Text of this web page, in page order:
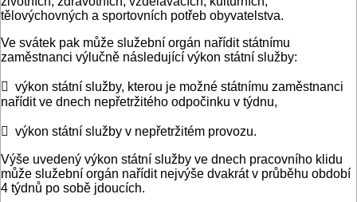
tělovýchovných a sportovních potřeb obyvatelstva.
Ve svátek pak může služební orgán nařídit státnímu
zaměstnanci výlučně následující výkon státní služby:
 výkon státní služby, kterou je možné státnímu zaměstnanci
nařídit ve dnech nepřetržitého odpočinku v týdnu,
 výkon státní služby v nepřetržitém provozu.
Výše uvedený výkon státní služby ve dnech pracovního klidu
může služební orgán nařídit nejvýše dvakrát v průběhu období
4 týdnů po sobě jdoucích.